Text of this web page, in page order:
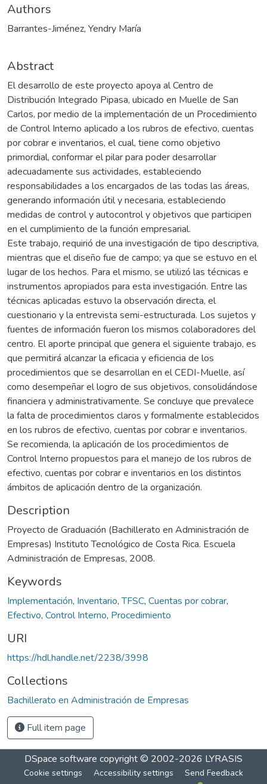
Authors
Barrantes-Jiménez, Yendry María
Abstract
El desarrollo de este proyecto apoya al Centro de
Distribución Integrado Pipasa, ubicado en Muelle de San
Carlos, por medio de la implementación de un Procedimiento
de Control Interno aplicado a los rubros de efectivo, cuentas
por cobrar e inventarios, el cual, tiene como objetivo
primordial, conformar el pilar para poder desarrollar
adecuadamente sus actividades, estableciendo
responsabilidades a los encargados de las todas las áreas,
generando información útil y necesaria, estableciendo
medidas de control y autocontrol y objetivos que participen
en el cumplimiento de la función empresarial.
Este trabajo, requirió de una investigación de tipo descriptiva,
mientras que el diseño fue de campo; ya que se estuvo en el
lugar de los hechos. Para el mismo, se utilizó las técnicas e
instrumentos apropiados para esta investigación. Entre las
técnicas aplicadas estuvo la observación directa, el
cuestionario y la entrevista semi-estructurada. Los sujetos y
fuentes de información fueron los mismos colaboradores del
centro. El aporte principal que genera el siguiente trabajo, es
que permitirá alcanzar la eficacia y eficiencia de los
procedimientos que se desarrollan en el CEDI-Muelle, así
como desempeñar el logro de sus objetivos, consolidándose
financiera y administrativamente. Se concluye que prevalece
la falta de procedimientos claros y formalmente establecidos
en los rubros de efectivo, cuentas por cobrar e inventarios.
Se recomienda, la aplicación de los procedimientos de
Control Interno propuestos para el manejo de los rubros de
efectivo, cuentas por cobrar e inventarios en los distintos
ámbitos de aplicación dentro de la organización.
Description
Proyecto de Graduación (Bachillerato en Administración de
Empresas) Instituto Tecnológico de Costa Rica. Escuela
Administración de Empresas, 2008.
Keywords
Implementación, Inventario,TFSC, Cuentas por cobrar,
Efectivo, Control Interno, Procedimiento
URI
https://hdl.handle.net/2238/3998
Collections
Bachillerato en Administración de Empresas
Full item page
DSpace software copyright © 2002-2026 LYRASIS
Cookie settings Accessibility settings Send Feedback